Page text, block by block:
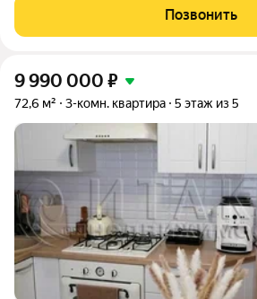
один взрослый собственник более 5ти
ипотеку и сертификаты. Все
Позвонить
9 990 000 ₽
72,6 м² 3-комн. квартира 5 этаж из 5